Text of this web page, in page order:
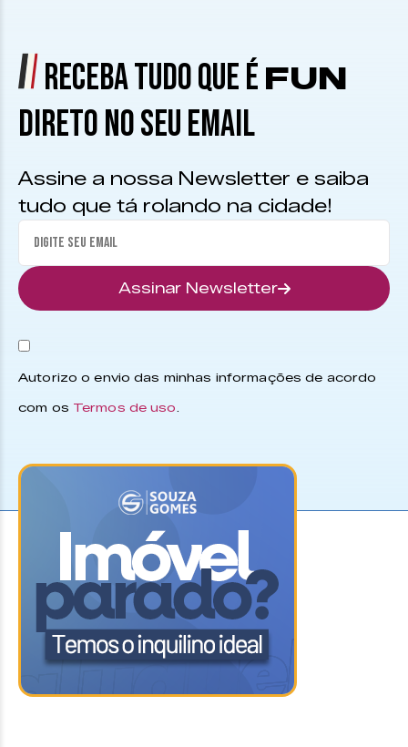
RECEBA TUDO QUE É FUN
DIRETO NO SEU EMAIL
Assine a nossa Newsletter e saiba
tudo que tá rolando na cidade!
Assinar Newsletter
Autorizo o envio das minhas informações de acordo
com os Termos de uso.